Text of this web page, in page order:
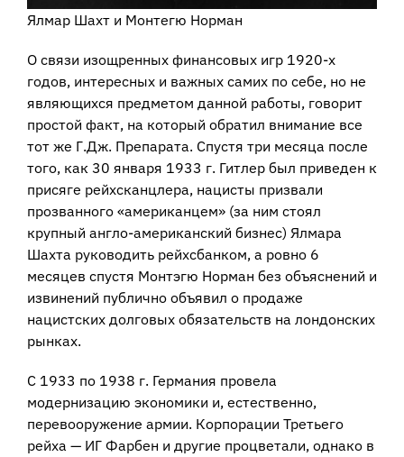
Ялмар Шахт и Монтегю Норман
О связи изощренных финансовых игр 1920-х
годов, интересных и важных самих по себе, но не
являющихся предметом данной работы, говорит
простой факт, на который обратил внимание все
тот же Г.Дж. Препарата. Спустя три месяца после
того, как 30 января 1933 г. Гитлер был приведен к
присяге рейхсканцлера, нацисты призвали
прозванного «американцем» (за ним стоял
крупный англо-американский бизнес) Ялмара
Шахта руководить рейхсбанком, а ровно 6
месяцев спустя Монтэгю Норман без объяснений и
извинений публично объявил о продаже
нацистских долговых обязательств на лондонских
рынках.
С 1933 по 1938 г. Германия провела
модернизацию экономики и, естественно,
перевооружение армии. Корпорации Третьего
рейха — ИГ Фарбен и другие процветали, однако в